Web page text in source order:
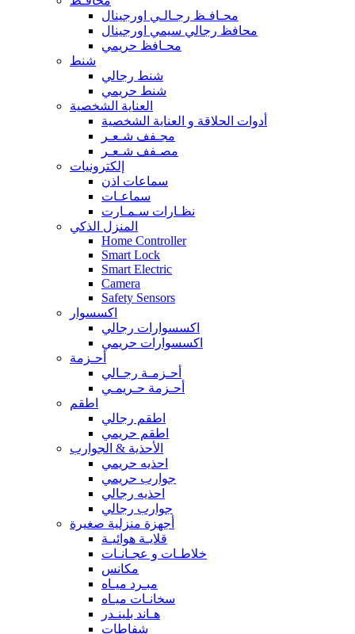
محـافـظ رجـالـي اورجينال
محافظ رجالي سيمي اورجينال
محـافظ حريمي
شنط
شنط رجالي
شنط حريمي
العناية الشخصية
أدوات الحلاقة و العناية الشخصية
مجـفف شـعـر
مصـفف شـعـر
إلكترونيات
سماعات اذن
سماعـات
نظـارات سـمـارت
المنزل الذكي
Home Controller
Smart Lock
Smart Electric
Camera
Safety Sensors
اكسسوار
اكسسوارات رجالي
اكسسوارات حريمي
أحـزمة
أحـزمـة رجـالي
أحـزمة حـريمـي
اطقم
اطقم رجالي
اطقم حريمي
الأحذية & الجوارب
احذيه حريمي
جوارب حريمي
احذيه رجالي
جوارب رجالي
أجهزة منزلية صغيرة
قلايـة هوائيـة
خلاطـات و عجـانـات
مكانس
مبـرد ميـاه
سخانـات ميـاه
هـاند بلينـدر
شفاطات